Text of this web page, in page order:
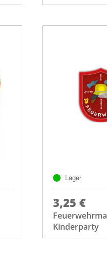
Lager
3,25 €
Kinderparty